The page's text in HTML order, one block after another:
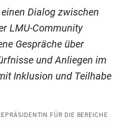
Dialog zwischen
LMU-Community
Gespräche über
und Anliegen im
Inklusion und Teilhabe
FÜR DIE BEREICHE